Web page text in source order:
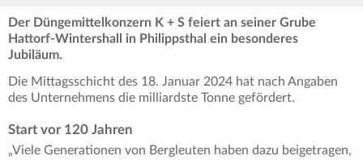
Der Düngemittelkonzern K + S feiert an seiner Grube
Hattorf-Wintershall in Philippsthal ein besonderes
Jubiläum.
Die Mittagsschicht des 18. Januar 2024 hat nach Angaben
des Unternehmens die milliardste Tonne gefördert.
Start vor 120 Jahren
„Viele Generationen von Bergleuten haben dazu beigetragen,